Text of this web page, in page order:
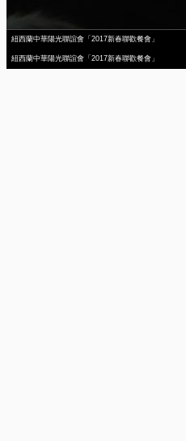
紐西蘭中華陽光聯誼會「2017新春聯歡餐會」
紐西蘭中華陽光聯誼會「2017新春聯歡餐會」